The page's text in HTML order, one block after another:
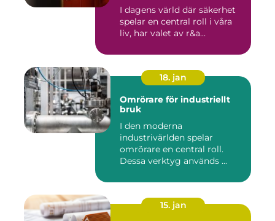
I dagens värld där säkerhet
spelar en central roll i våra
liv, har valet av r&a...
18. jan
Omrörare för industriellt
bruk
I den moderna
industrivärlden spelar
omrörare en central roll.
Dessa verktyg används ...
15. jan